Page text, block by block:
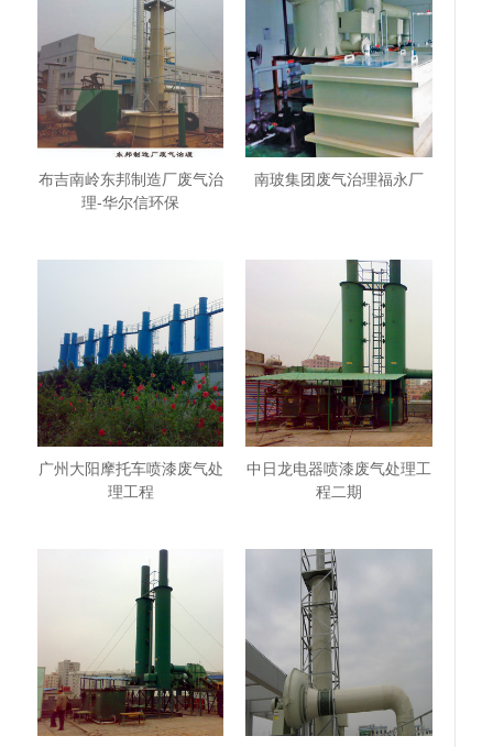
布吉南岭东邦制造厂废气治
理-华尔信环保
南玻集团废气治理福永厂
广州大阳摩托车喷漆废气处
理工程
中日龙电器喷漆废气处理工
程二期